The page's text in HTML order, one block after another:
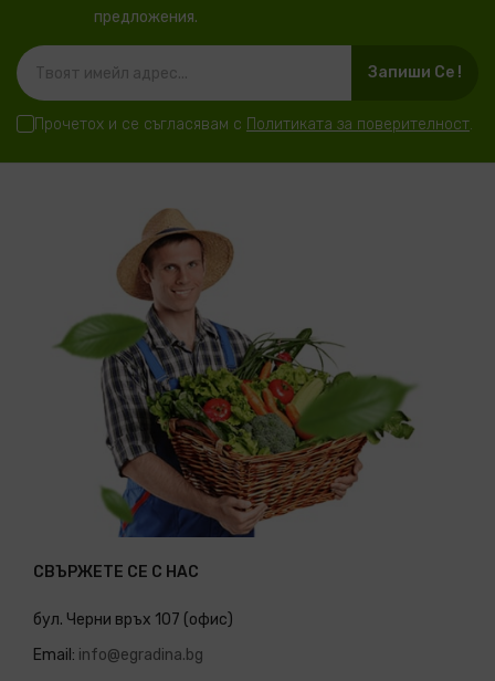
предложения.
Запиши Се !
Прочетох и се съгласявам с Политиката за поверителност.
СВЪРЖЕТЕ СЕ С НАС
бул. Черни връх 107 (офис)
Email: info@egradina.bg